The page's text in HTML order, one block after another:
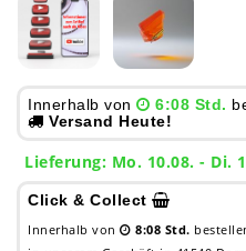
Innerhalb von 6:08 Std.
Versand Heute!
Lieferung: Mo. 10.08. - Di.
Click & Collect
Innerhalb von 8:08 Std.